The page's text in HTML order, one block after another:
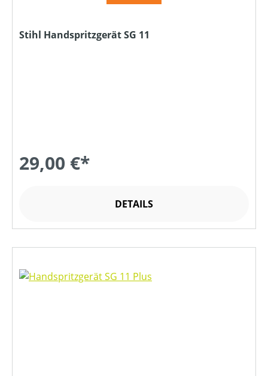
Stihl Handspritzgerät SG 11
29,00 €*
DETAILS